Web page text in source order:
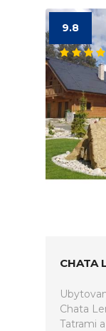
9.8
CHATA
Chata
Tatrami